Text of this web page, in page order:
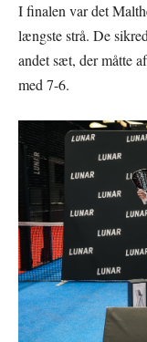
I finalen var det
længste strå. De
andet sæt, der måtte
med 7-6.